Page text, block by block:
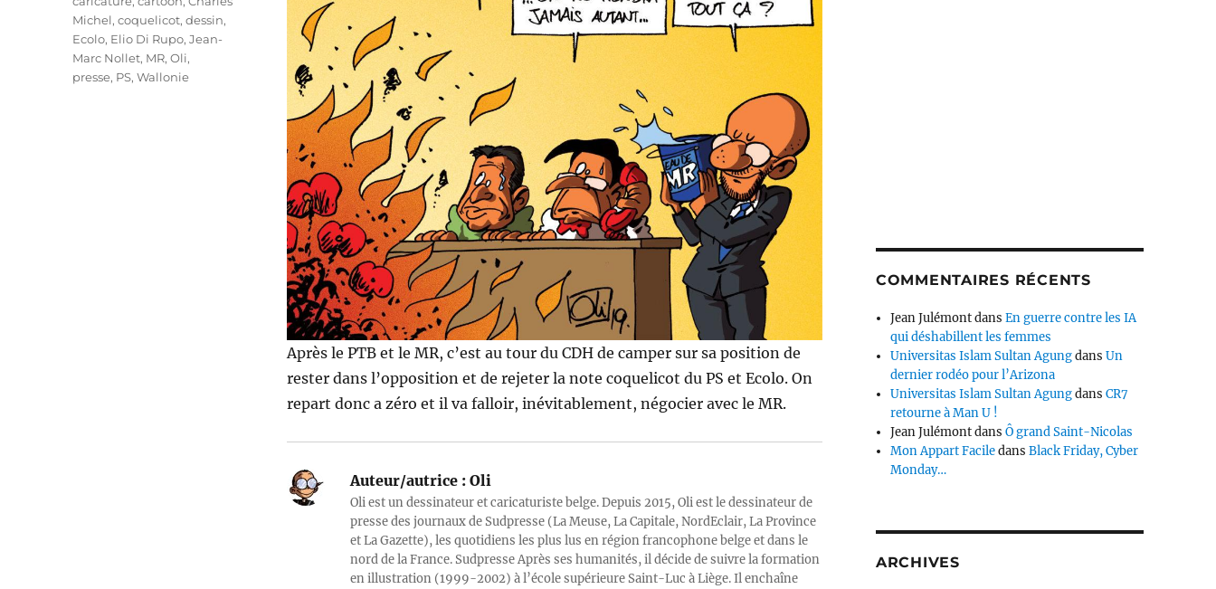
Après le PTB et le MR, c’est au tour du CDH de camper sur sa position de
rester dans l’opposition et de rejeter la note coquelicot du PS et Ecolo. On
repart donc a zéro et il va falloir, inévitablement, négocier avec le MR.
Auteur/autrice :Oli
Oli est un dessinateur et caricaturiste belge. Depuis 2015, Oli est le dessinateur de
presse des journaux de Sudpresse (La Meuse, La Capitale, NordEclair, La Province
et La Gazette), les quotidiens les plus lus en région francophone belge et dans le
nord de la France. Sudpresse Après ses humanités, il décide de suivre la formation
en illustration (1999-2002) à l’école supérieure Saint-Luc à Liège. Il enchaîne
Michel,coquelicot,dessin,
Ecolo, Elio Di Rupo,Jean-
Marc Nollet, MR,Oli,
presse, PS,Wallonie
COMMENTAIRES RÉCENTS
Jean JulémontdansEn guerre contre les IA
qui déshabillent les femmes
Universitas Islam Sultan AgungdansUn
dernier rodéo pour l’Arizona
Universitas Islam Sultan AgungdansCR7
retourne à Man U !
Jean JulémontdansÔ grand Saint-Nicolas
Mon Appart FaciledansBlack Friday, Cyber
Monday…
ARCHIVES